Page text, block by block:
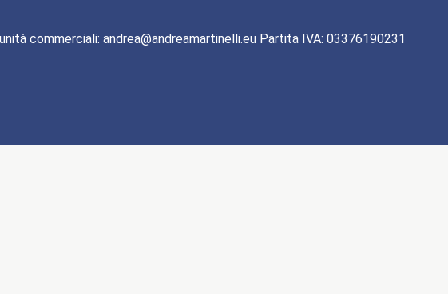
commerciali: andrea@andreamartinelli.eu Partita IVA: 03376190231